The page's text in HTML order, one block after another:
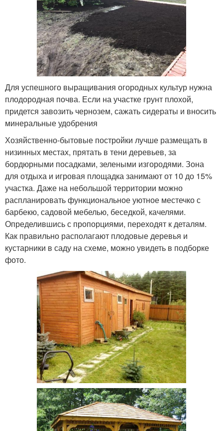
Для успешного выращивания огородных культур нужна
плодородная почва. Если на участке грунт плохой,
придется завозить чернозем, сажать сидераты и вносить
минеральные удобрения
Хозяйственно-бытовые постройки лучше размещать в
низинных местах, прятать в тени деревьев, за
бордюрными посадками, зелеными изгородями. Зона
для отдыха и игровая площадка занимают от 10 до 15%
участка. Даже на небольшой территории можно
распланировать функциональное уютное местечко с
барбекю, садовой мебелью, беседкой, качелями.
Определившись с пропорциями, переходят к деталям.
Как правильно располагают плодовые деревья и
кустарники в саду на схеме, можно увидеть в подборке
фото.